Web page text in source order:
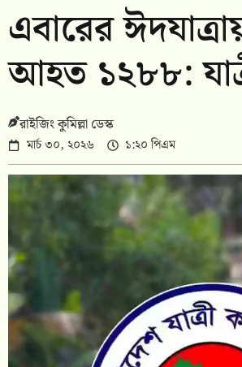
এবারের
আহত ১২৮৮:
রাইজিং কুমিল্লা ডেস্ক
মার্চ ৩০, ২০২৬ ১:২০ পিএম